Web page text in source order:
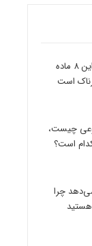
مصرف بیش از حد این 8 ماده
است
چیست،
است؟
می‌دهد چرا